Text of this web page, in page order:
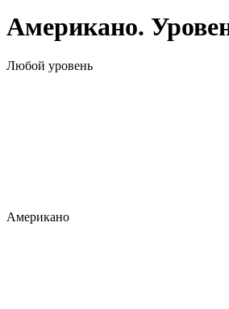
Американо.
Любой уровень
Американо